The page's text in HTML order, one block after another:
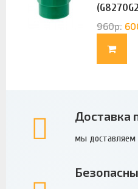
960р.
Доставка
мы доставляем